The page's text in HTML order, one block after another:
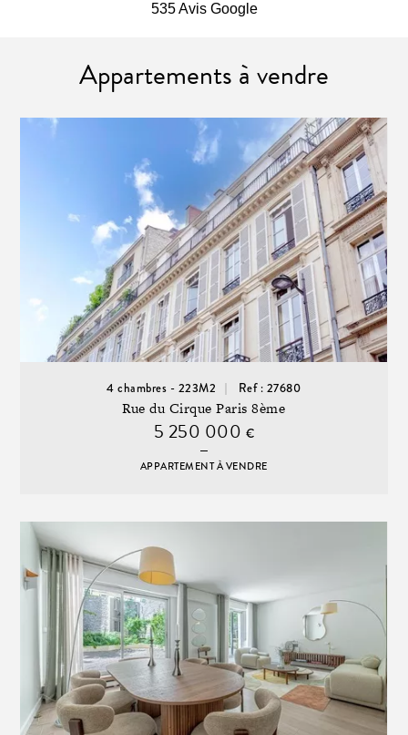
535 Avis Google
Appartements à vendre
4 chambres - 223M2 Ref : 27680
Rue du Cirque Paris 8ème
5 250 000 €
APPARTEMENT À VENDRE